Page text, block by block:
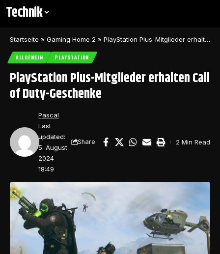
Technik
Startseite » Gaming Home 2 » PlayStation Plus-Mitglieder erhalten Call of Duty-Geschenke
ALLGEMEIN PLAYSTATION
PlayStation Plus-Mitglieder erhalten Call
of Duty-Geschenke
Last
updated:
5. August
2024
18:49
Pascal
Share 2 Min Read